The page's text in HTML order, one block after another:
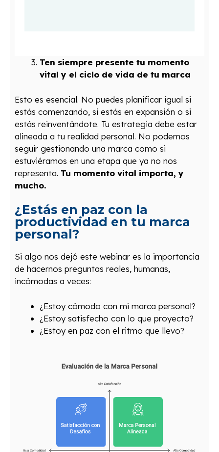
Ten siempre presente tu momento
vital y el ciclo de vida de tu marca
Esto es esencial. No puedes planificar igual si
estás comenzando, si estás en expansión o si
estás reinventándote. Tu estrategia debe estar
alineada a tu realidad personal. No podemos
seguir gestionando una marca como si
estuviéramos en una etapa que ya no nos
representa. Tu momento vital importa, y
mucho.
¿Estás en paz con la
productividad en tu marca
personal?
Si algo nos dejó este webinar es la importancia
de hacernos preguntas reales, humanas,
incómodas a veces:
¿Estoy cómodo con mi marca personal?
¿Estoy satisfecho con lo que proyecto?
¿Estoy en paz con el ritmo que llevo?